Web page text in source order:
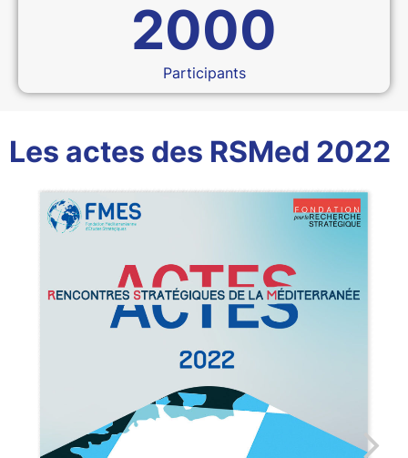
2000
Participants
Les actes des RSMed 2022